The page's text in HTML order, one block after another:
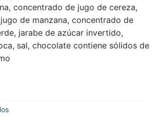
concentrado de jugo de cereza,
de manzana, concentrado de
jarabe de azúcar invertido,
sal, chocolate contiene sólidos de